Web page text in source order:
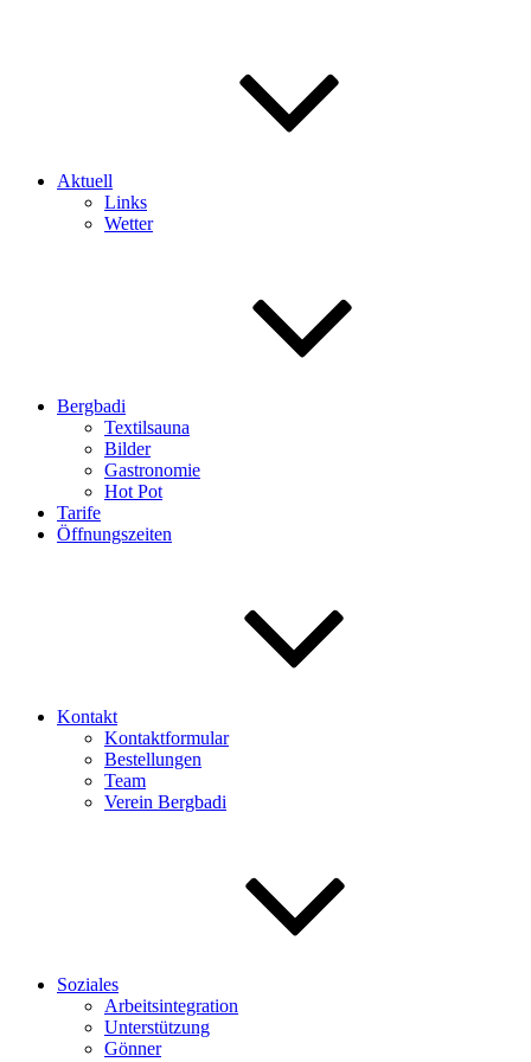
Aktuell
Links
Wetter
Bergbadi
Textilsauna
Bilder
Gastronomie
Hot Pot
Tarife
Öffnungszeiten
Kontakt
Kontaktformular
Bestellungen
Team
Verein Bergbadi
Soziales
Arbeitsintegration
Unterstützung
Gönner